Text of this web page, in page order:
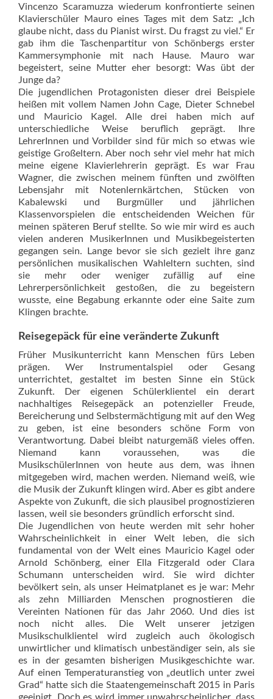
Vincenzo Scaramuzza wiederum konfrontierte seinen
Klavierschüler Mauro eines Tages mit dem Satz: „Ich
glaube nicht, dass du Pianist wirst. Du fragst zu viel.“ Er
gab ihm die Taschenpartitur von Schönbergs erster
Kam­mersymphonie mit nach Hause. Mauro war
begeistert, seine Mutter eher besorgt: Was übt der
Junge da?
Die jugendlichen Protagonisten dieser drei Beispiele
heißen mit vollem Namen John Cage, Dieter Schnebel
und Mauricio Kagel. Alle drei haben mich auf
unterschied­liche Weise beruflich geprägt. Ihre
LehrerInnen und Vorbilder sind für mich so etwas wie
geistige Großeltern. Aber noch sehr viel mehr hat mich
meine eigene Klavierlehrerin geprägt. Es war Frau
Wagner, die zwischen meinem fünften und zwölften
Lebensjahr mit Notenlernkärtchen, Stücken von
Kabalewski und Burgmüller und jährlichen
Klassenvorspielen die entscheidenden Weichen für
meinen späteren Beruf stellte. So wie mir wird es auch
vielen anderen MusikerInnen und Musikbegeisterten
gegangen sein. Lange bevor sie sich gezielt ihre ganz
persönlichen musikalischen Wahleltern suchten, sind
sie mehr oder weniger zufällig auf eine
Lehrerpersönlichkeit gestoßen, die zu begeistern
wusste, eine Begabung erkannte oder eine Saite zum
Klingen brachte.
Reisegepäck für eine ­veränderte Zukunft
Früher Musikunterricht kann Menschen fürs Leben
prägen. Wer Instrumentalspiel oder Gesang
unterrichtet, gestaltet im besten Sinne ein Stück
Zukunft. Der eigenen Schülerklientel ein derart
nachhaltiges Reisegepäck an potenzieller Freude,
Bereicherung und Selbstermächtigung mit auf den Weg
zu geben, ist eine besonders schöne Form von
Verantwortung. Dabei bleibt naturgemäß vieles offen.
Niemand kann voraussehen, was die
MusikschülerInnen von heute aus dem, was ihnen
mitgegeben wird, machen werden. Niemand weiß, wie
die Musik der Zukunft klingen wird. Aber es gibt andere
Aspekte von Zukunft, die sich plausibel prognostizieren
lassen, weil sie besonders gründlich erforscht sind.
Die Jugendlichen von heute werden mit sehr hoher
Wahrscheinlichkeit in einer Welt leben, die sich
fundamental von der Welt eines Mauricio Kagel oder
Arnold Schönberg, einer Ella Fitzgerald oder Clara
Schumann unterscheiden wird. Sie wird dichter
bevölkert sein, als unser Heimatplanet es je war: Mehr
als zehn Milliarden Menschen prognostieren die
Vereinten Nationen für das Jahr 2060. Und dies ist
noch nicht alles. Die Welt unserer jetzigen
Musikschulklientel wird zugleich auch ökologisch
unwirtlicher und klimatisch unbeständiger sein, als sie
es in der gesamten bisherigen Musikgeschichte war.
Auf einen Temperaturanstieg von „deutlich unter zwei
Grad“ hatte sich die Staatengemeinschaft 2015 in Paris